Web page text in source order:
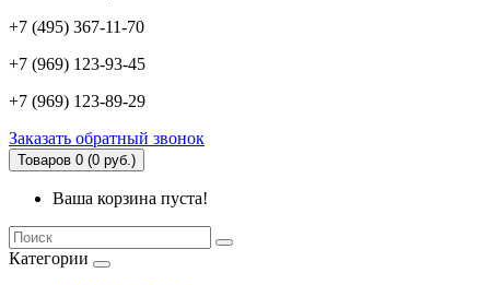
+7 (495) 367-11-70
+7 (969) 123-93-45
+7 (969) 123-89-29
Заказать обратный звонок
Товаров 0 (0 руб.)
Ваша корзина пуста!
Категории